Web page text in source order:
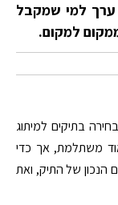
ערך למי שמקבל
למקום.
בתיקים למיתוג
משתלמת, אך כדי
של התיק, ואת